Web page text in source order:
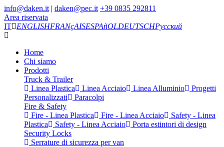
info@daken.it | daken@pec.it +39 0835 292811
Area riservata
IT
ENGLISHFRANçAISESPAñOLDEUTSCHРусский
Home
Chi siamo
Prodotti
Truck & Trailer
Linea Plastica
Linea Acciaio Linea Alluminio
Progetti
Personalizzati
Paracolpi
Fire & Safety
Fire - Linea Plastica
Fire - Linea Acciaio
Safety - Linea
Plastica
Safety - Linea Acciaio
Porta estintori di design
Security Locks
Serrature di sicurezza per van